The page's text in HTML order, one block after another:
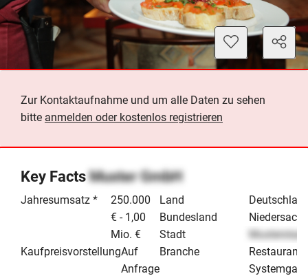
Zur Kontaktaufnahme und um alle Daten zu sehen
bitte anmelden oder kostenlos registrieren
Key FactsMuster GmbH
Jahresumsatz *
250.000
€ - 1,00
Mio. €
KaufpreisvorstellungAuf
Anfrage
Land
Bundesland
Stadt
Musterstadt
Branche
Restaurant